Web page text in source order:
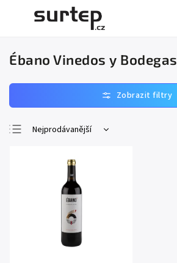
Ébano Vinedos y Bodegas
Nejprodávanější
Abecedně